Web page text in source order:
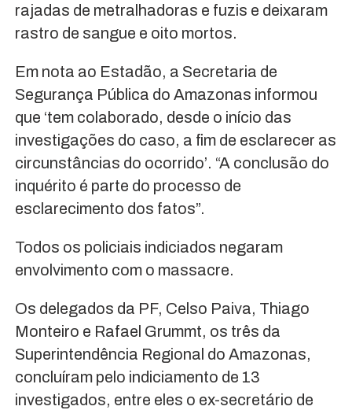
rajadas de metralhadoras e fuzis e deixaram
rastro de sangue e oito mortos.
Em nota ao Estadão, a Secretaria de
Segurança Pública do Amazonas informou
que ‘tem colaborado, desde o início das
investigações do caso, a fim de esclarecer as
circunstâncias do ocorrido’. “A conclusão do
inquérito é parte do processo de
esclarecimento dos fatos”.
Todos os policiais indiciados negaram
envolvimento com o massacre.
Os delegados da PF, Celso Paiva, Thiago
Monteiro e Rafael Grummt, os três da
Superintendência Regional do Amazonas,
concluíram pelo indiciamento de 13
investigados, entre eles o ex-secretário de